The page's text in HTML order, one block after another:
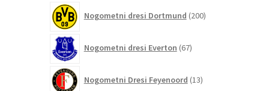
Nogometni dresi Dortmund 200izdelkov
Nogometni dresi Everton 67izdelkov
Nogometni Dresi Feyenoord 13izdelkov